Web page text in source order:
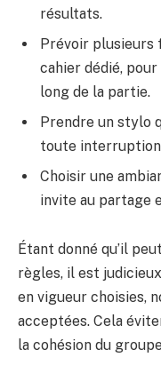
résultats.
Prévoir plusieurs
cahier dédié,
long de la partie.
Prendre un stylo
toute
Choisir une
invite au partage
Étant donné qu’il
règles, il est
en vigueur choisies,
acceptées. Cela
la cohésion du